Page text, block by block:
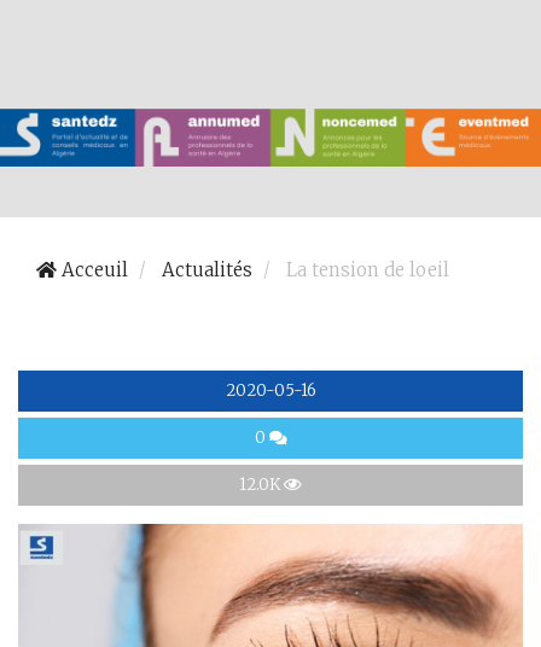
Acceuil Actualités La tension de loeil
2020-05-16
0
12.0K